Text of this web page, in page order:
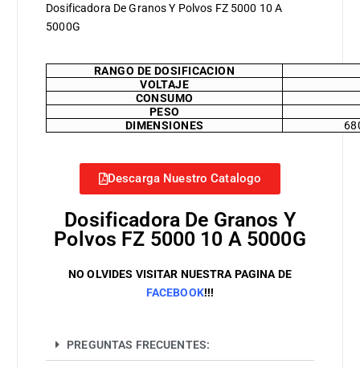
Dosificadora De Granos Y Polvos FZ 5000 10 A
5000G
RANGO DE DOSIFICACION
VOLTAJE
CONSUMO
PESO
DIMENSIONES
Descarga Nuestro Catalogo
Dosificadora De Granos Y
Polvos FZ 5000 10 A 5000G
NO OLVIDES VISITAR NUESTRA PAGINA DE
FACEBOOK!!!
PREGUNTAS FRECUENTES: